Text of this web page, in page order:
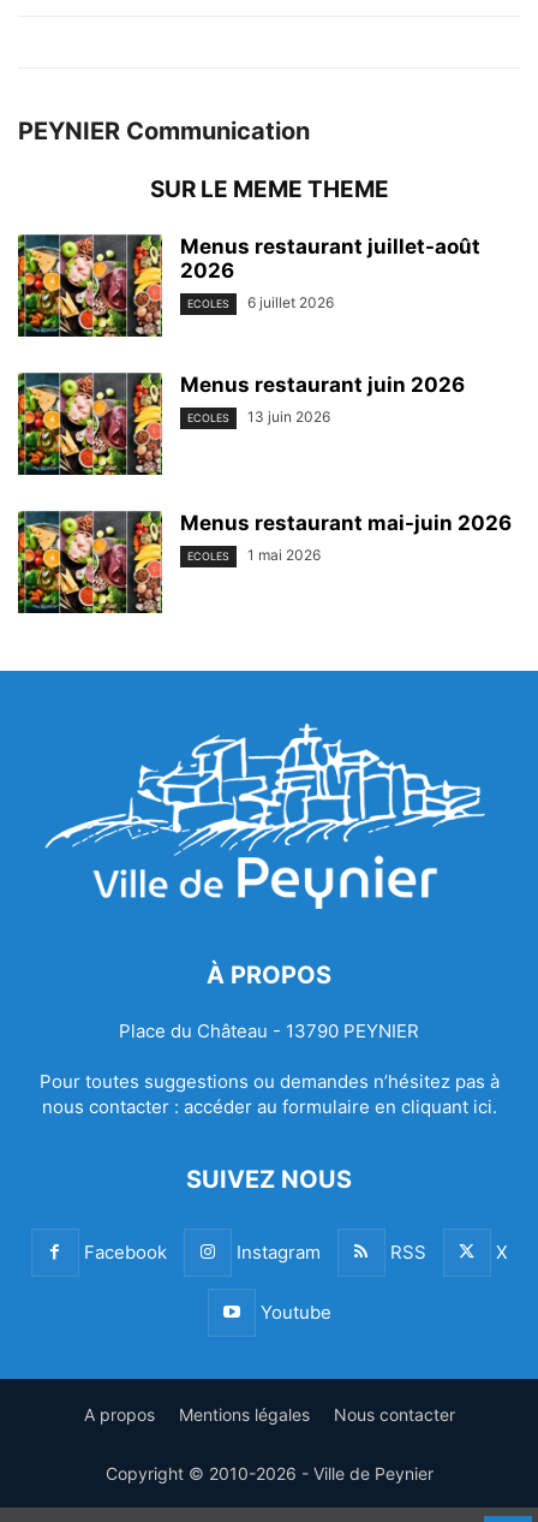
PEYNIER Communication
SUR LE MEME THEME
Menus restaurant juillet-août
2026
ECOLES 6 juillet 2026
Menus restaurant juin 2026
ECOLES 13 juin 2026
Menus restaurant mai-juin 2026
ECOLES 1 mai 2026
À PROPOS
Place du Château - 13790 PEYNIER
Pour toutes suggestions ou demandes n’hésitez pas à
nous contacter : accéder au formulaire en cliquant ici.
SUIVEZ NOUS
Facebook Instagram RSS X
Youtube
A propos Mentions légales Nous contacter
Copyright © 2010-2026 - Ville de Peynier